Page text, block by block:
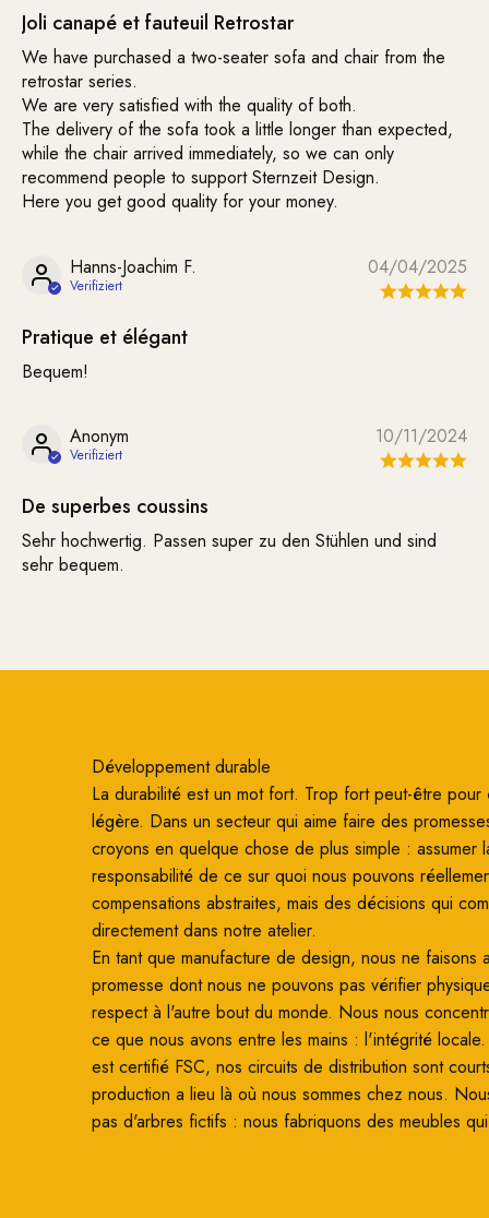
Joli canapé et fauteuil Retrostar
We have purchased a two-seater sofa and chair from the
retrostar series.
We are very satisfied with the quality of both.
The delivery of the sofa took a little longer than expected,
while the chair arrived immediately, so we can only
recommend people to support Sternzeit Design.
Here you get good quality for your money.
04/04/2025
Hanns-Joachim F.
Pratique et élégant
Bequem!
10/11/2024
Anonym
De superbes coussins
Sehr hochwertig. Passen super zu den Stühlen und sind
sehr bequem.
Développement durable
La durabilité est un mot fort. Trop fort peut-être pour
légère. Dans un secteur qui aime faire des
croyons en quelque chose de plus simple : assumer
responsabilité de ce sur quoi nous pouvons
compensations abstraites, mais des décisions qui
directement dans notre atelier.
En tant que manufacture de design, nous ne faisons
promesse dont nous ne pouvons pas vérifier
respect à l'autre bout du monde. Nous nous
ce que nous avons entre les mains : l'intégrité
est certifié FSC, nos circuits de distribution sont
production a lieu là où nous sommes chez nous.
pas d'arbres fictifs : nous fabriquons des meubles